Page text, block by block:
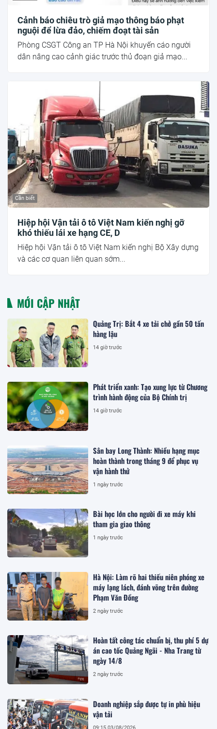
Cảnh báo chiêu trò giả mạo thông báo phạt
nguội để lừa đảo, chiếm đoạt tài sản
Phòng CSGT Công an TP Hà Nội khuyến cáo người
dân nâng cao cảnh giác trước thủ đoạn giả mạo...
Cần biết
Hiệp hội Vận tải ô tô Việt Nam kiến nghị gỡ
khó thiếu lái xe hạng CE, D
Hiệp hội Vận tải ô tô Việt Nam kiến nghị Bộ Xây dựng
và các cơ quan liên quan sớm...
MỚI CẬP NHẬT
Quảng Trị: Bắt 4 xe tải chở gần 50 tấn
hàng lậu
14 giờ trước
Phát triển xanh: Tạo xung lực từ Chương
trình hành động của Bộ Chính trị
14 giờ trước
Sân bay Long Thành: Nhiều hạng mục
hoàn thành trong tháng 9 để phục vụ
vận hành thử
1 ngày trước
Bài học lớn cho người đi xe máy khi
tham gia giao thông
1 ngày trước
Hà Nội: Làm rõ hai thiếu niên phóng xe
máy lạng lách, đánh võng trên đường
Phạm Văn Đồng
2 ngày trước
Hoàn tất công tác chuẩn bị, thu phí 5 dự
án cao tốc Quảng Ngãi - Nha Trang từ
ngày 14/8
2 ngày trước
Doanh nghiệp sắp được tự in phù hiệu
vận tải
09:15 03/08/2026